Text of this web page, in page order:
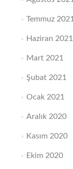
Temmuz 2021
Haziran 2021
Mart 2021
Şubat 2021
Ocak 2021
Aralık 2020
Kasım 2020
Ekim 2020